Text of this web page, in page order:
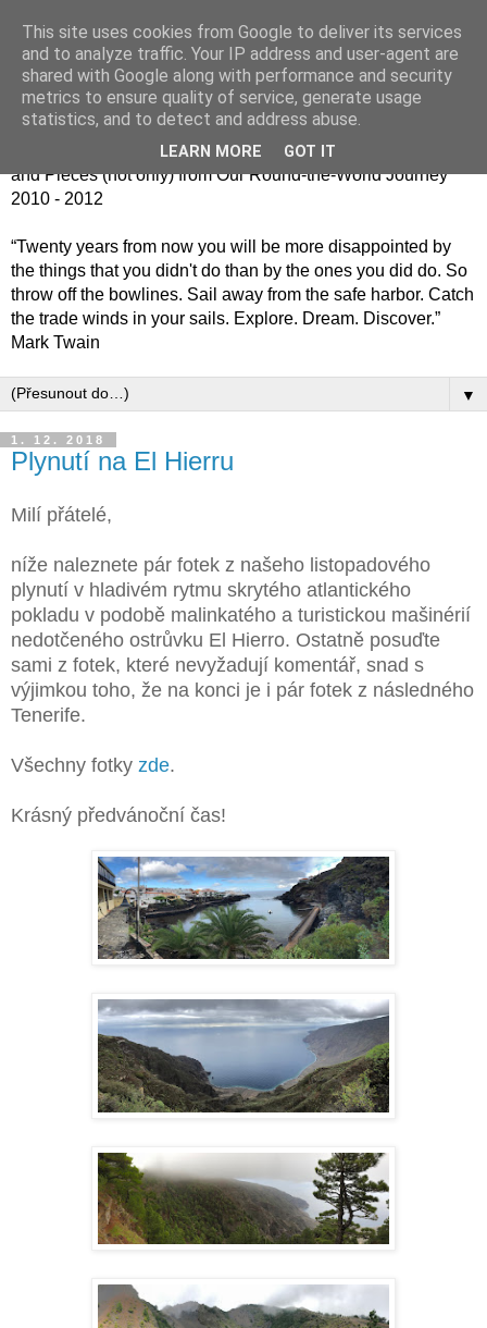
Jiný kafe - cesta kolem
světa jinak
Střípky (nejen) z naší cesty kolem světa 2010 - 2012 / Bits
and Pieces (not only) from Our Round-the-World Journey
2010 - 2012
“Twenty years from now you will be more disappointed by
the things that you didn't do than by the ones you did do. So
throw off the bowlines. Sail away from the safe harbor. Catch
the trade winds in your sails. Explore. Dream. Discover.”
Mark Twain
▼
1. 12. 2018
Plynutí na El Hierru
Milí přátelé,
níže naleznete pár fotek z našeho listopadového
plynutí v hladivém rytmu skrytého atlantického
pokladu v podobě malinkatého a turistickou mašinérií
nedotčeného ostrůvku El Hierro. Ostatně posuďte
sami z fotek, které nevyžadují komentář, snad s
výjimkou toho, že na konci je i pár fotek z následného
Tenerife.
Všechny fotky zde.
Krásný předvánoční čas!
This site uses cookies from Google to deliver its services
and to analyze traffic. Your IP address and user-agent are
shared with Google along with performance and security
metrics to ensure quality of service, generate usage
statistics, and to detect and address abuse.
LEARN MORE GOT IT